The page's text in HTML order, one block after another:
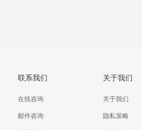
联系我们
在线咨询
邮件咨询
关于我们
关于我们
隐私策略